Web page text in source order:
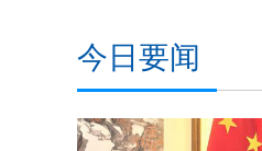
今日要闻